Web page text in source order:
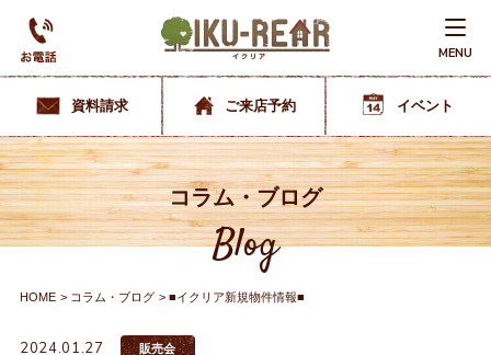
MENU
資料請求 ご来店予約 イベント
コラム・ブログ
Blog
HOME コラム・ブログ ■イクリア新規物件情報■
2024.01.27 販売会